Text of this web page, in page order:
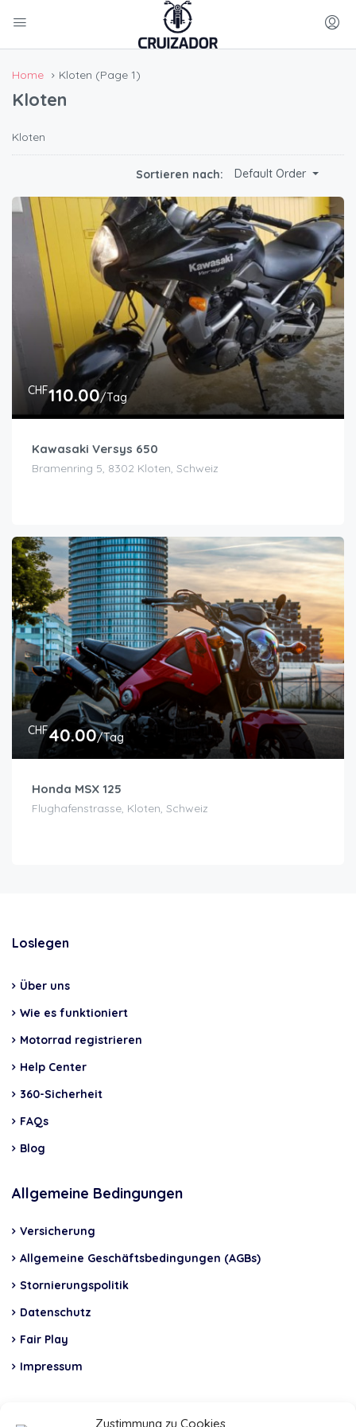
Zustimmung zu Cookies
Home Kloten (Page 1)
Kloten
Kloten
Sortieren nach: Default Order
CHF110.00/Tag
Kawasaki Versys 650
Bramenring 5, 8302 Kloten, Schweiz
CHF40.00/Tag
Honda MSX 125
Flughafenstrasse, Kloten, Schweiz
Loslegen
Über uns
Wie es funktioniert
Motorrad registrieren
Help Center
360-Sicherheit
FAQs
Blog
Allgemeine Bedingungen
Versicherung
Allgemeine Geschäftsbedingungen (AGBs)
Stornierungspolitik
Datenschutz
Fair Play
Impressum